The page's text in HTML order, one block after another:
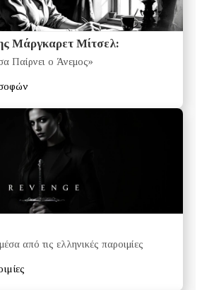
Μάργκαρετ Μίτσελ:
Παίρνει ο Άνεμος»
από τις ελληνικές παροιμίες